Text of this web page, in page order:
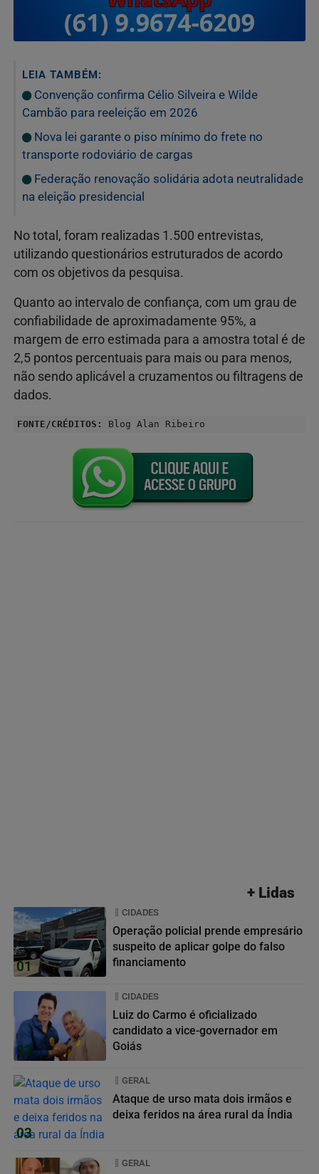
LEIA TAMBÉM:
Convenção confirma Célio Silveira e Wilde
Cambão para reeleição em 2026
Nova lei garante o piso mínimo do frete no
transporte rodoviário de cargas
Federação renovação solidária adota neutralidade
na eleição presidencial
No total, foram realizadas 1.500 entrevistas,
utilizando questionários estruturados de acordo
com os objetivos da pesquisa.
Quanto ao intervalo de confiança, com um grau de
confiabilidade de aproximadamente 95%, a
margem de erro estimada para a amostra total é de
2,5 pontos percentuais para mais ou para menos,
não sendo aplicável a cruzamentos ou filtragens de
dados.
FONTE/CRÉDITOS: Blog Alan Ribeiro
+ Lidas
01
CIDADES
Operação policial prende empresário
suspeito de aplicar golpe do falso
financiamento
02
CIDADES
Luiz do Carmo é oficializado
candidato a vice-governador em
Goiás
03
GERAL
Ataque de urso mata dois irmãos e
deixa feridos na área rural da Índia
GERAL